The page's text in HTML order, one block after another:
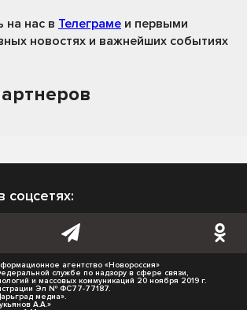
на нас в Телеграме и первыми
новостях и важнейших событиях
соцсетях:
агентство «Новороссия»
службе по надзору в сфере связи,
и массовых коммуникаций 20 ноября 2019 г.
Эл № ФС77-77187.
медиа».
А.А.»